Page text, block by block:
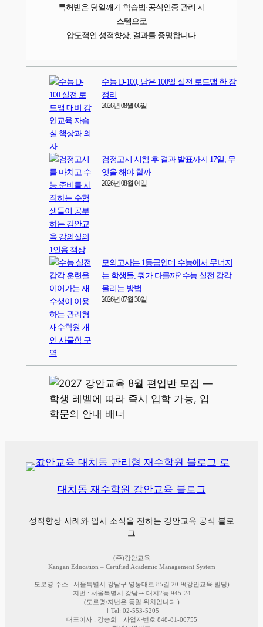
특허받은 당일깨기 학습법·공식인증 관리 시
스템으로
압도적인 성적향상, 결과를 증명합니다.
수능 D-100, 남은 100일 실전 로드맵 한 장
정리
2026년 08월 06일
검정고시 시험 후 결과 발표까지 17일, 무
엇을 해야 할까
2026년 08월 04일
모의고사는 1등급인데 수능에서 무너지
는 학생들, 뭐가 다를까? 수능 실전 감각
올리는 방법
2026년 07월 30일
대치동 재수학원 강안교육 블로그
성적향상 사례와 입시 소식을 전하는 강안교육 공식 블로
그
(주)강안교육
Kangan Education – Certified Academic Management System
도로명 주소 : 서울특별시 강남구 영동대로 85길 20-9(강안교육 빌딩)
지번 : 서울특별시 강남구 대치2동 945-24
(도로명/지번은 동일 위치입니다.)
ㅣTel: 02-553-5205
대표이사 : 강승희ㅣ사업자번호 848-81-00755